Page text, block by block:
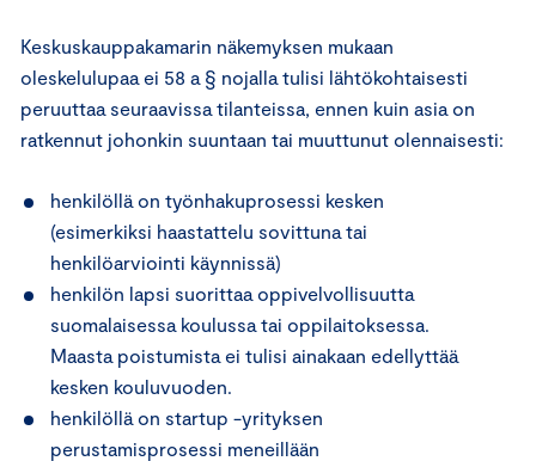
Keskuskauppakamarin näkemyksen mukaan
oleskelulupaa ei 58 a § nojalla tulisi lähtökohtaisesti
peruuttaa seuraavissa tilanteissa, ennen kuin asia on
ratkennut johonkin suuntaan tai muuttunut olennaisesti:
henkilöllä on työnhakuprosessi kesken
(esimerkiksi haastattelu sovittuna tai
henkilöarviointi käynnissä)
henkilön lapsi suorittaa oppivelvollisuutta
suomalaisessa koulussa tai oppilaitoksessa.
Maasta poistumista ei tulisi ainakaan edellyttää
kesken kouluvuoden.
henkilöllä on startup -yrityksen
perustamisprosessi meneillään